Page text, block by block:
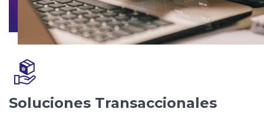
Soluciones Transaccionales